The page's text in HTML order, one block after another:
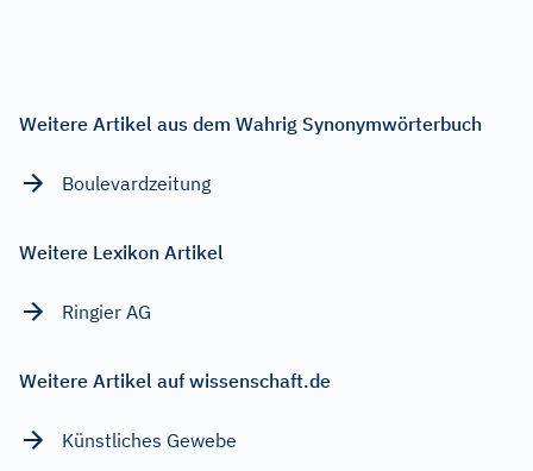
Weitere Artikel aus dem Wahrig Synonymwörterbuch
Boulevardzeitung
Weitere Lexikon Artikel
Ringier AG
Weitere Artikel auf wissenschaft.de
Künstliches Gewebe